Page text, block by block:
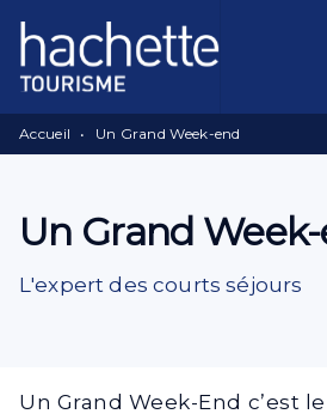
Menu Recherche
Pied De Page
Accueil • Un Grand Week-end
Un Grand
L'expert des courts séjours
Un Grand Week-End c’est